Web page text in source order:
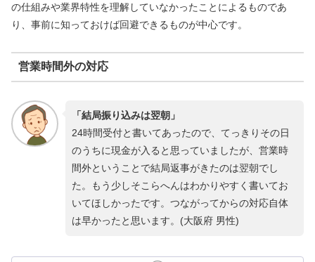
の仕組みや業界特性を理解していなかったことによるものであ
り、事前に知っておけば回避できるものが中心です。
営業時間外の対応
「結局振り込みは翌朝」
24時間受付と書いてあったので、てっきりその日
のうちに現金が入ると思っていましたが、営業時
間外ということで結局返事がきたのは翌朝でし
た。もう少しそこらへんはわかりやすく書いてお
いてほしかったです。つながってからの対応自体
は早かったと思います。(大阪府 男性)